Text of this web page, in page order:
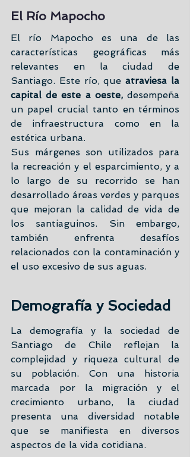
El Río Mapocho
El río Mapocho es una de las
características geográficas más
relevantes en la ciudad de
Santiago. Este río, que atraviesa la
capital de este a oeste, desempeña
un papel crucial tanto en términos
de infraestructura como en la
estética urbana.
Sus márgenes son utilizados para
la recreación y el esparcimiento, y a
lo largo de su recorrido se han
desarrollado áreas verdes y parques
que mejoran la calidad de vida de
los santiaguinos. Sin embargo,
también enfrenta desafíos
relacionados con la contaminación y
el uso excesivo de sus aguas.
Demografía y Sociedad
La demografía y la sociedad de
Santiago de Chile reflejan la
complejidad y riqueza cultural de
su población. Con una historia
marcada por la migración y el
crecimiento urbano, la ciudad
presenta una diversidad notable
que se manifiesta en diversos
aspectos de la vida cotidiana.